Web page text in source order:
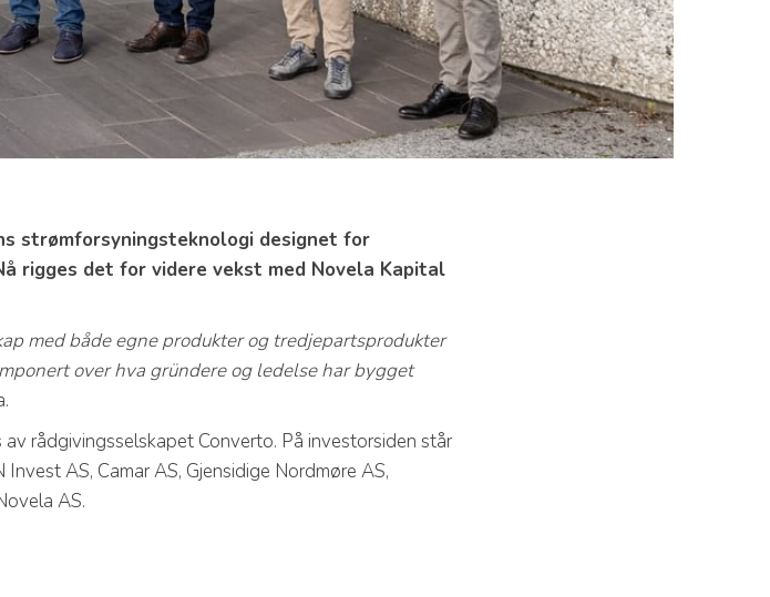
strømforsyningsteknologi designet for
rigges det for videre vekst med Novela Kapital
med både egne produkter og tredjepartsprodukter
over hva gründere og ledelse har bygget
rådgivingsselskapet Converto. På investorsiden står
AS, Camar AS, Gjensidige Nordmøre AS,
AS.